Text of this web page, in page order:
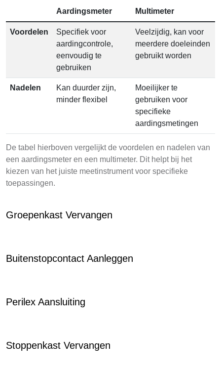
Aardingsmeter Multimeter
Voordelen
Specifiek voor
aardingcontrole,
eenvoudig te
gebruiken
Veelzijdig, kan voor
meerdere doeleinden
gebruikt worden
Nadelen
Kan duurder zijn,
minder flexibel
Moeilijker te
gebruiken voor
specifieke
aardingsmetingen
De tabel hierboven vergelijkt de voordelen en nadelen van
een aardingsmeter en een multimeter. Dit helpt bij het
kiezen van het juiste meetinstrument voor specifieke
toepassingen.
Groepenkast Vervangen
Buitenstopcontact Aanleggen
Perilex Aansluiting
Stoppenkast Vervangen